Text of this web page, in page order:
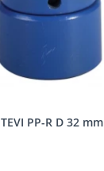
TEVI PP-R D 32 mm